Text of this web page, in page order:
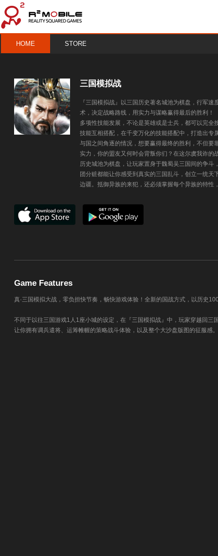
HOME STORE
三国模拟战
『三国模拟战』以三国历史著名城池为棋盘，行军
术，决定战略路线，用实力与谋略赢得最后的胜利
多项性技能发展，不论是英雄或是士兵，都可以完
技能互相搭配，在千变万化的技能搭配中，打造出
与国之间角逐的情况，想要赢得最终的胜利，不但
实力，你的盟友又何时会背叛你们？在这尔虞我诈
历史城池为棋盘，让玩家置身于魏蜀吴三国间的争
团分赃都能让你感受到真实的三国乱斗，创立一统
边疆。抵御异族的来犯，还必须掌握每个异族的特
Game Features
真·三国模拟大战，零负担快节奏，畅快游戏体验！全新的国战方式，以历史
不同于以往三国游戏1人1座小城的设定，在『三国模拟战』中，玩家穿越回
让你拥有调兵遣将、运筹帷幄的策略战斗体验，以及整个大沙盘版图的征服感